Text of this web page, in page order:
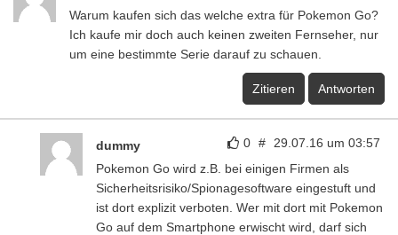
Warum kaufen sich das welche extra für Pokemon Go?
Ich kaufe mir doch auch keinen zweiten Fernseher, nur
um eine bestimmte Serie darauf zu schauen.
Zitieren Antworten
0 # 29.07.16 um 03:57
dummy
Pokemon Go wird z.B. bei einigen Firmen als
Sicherheitsrisiko/Spionagesoftware eingestuft und
ist dort explizit verboten. Wer mit dort mit Pokemon
Go auf dem Smartphone erwischt wird, darf sich